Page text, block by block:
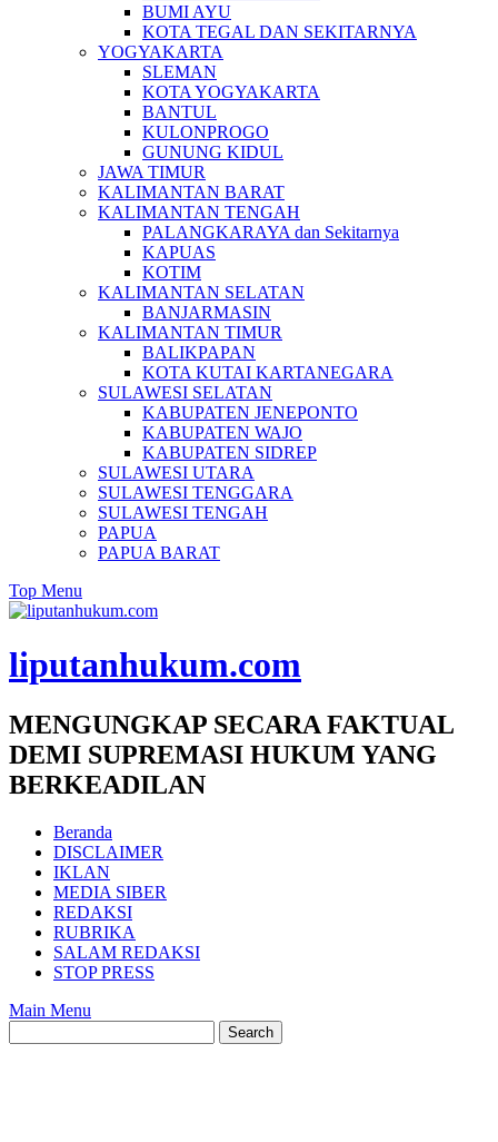
BUMI AYU
KOTA TEGAL DAN SEKITARNYA
YOGYAKARTA
SLEMAN
KOTA YOGYAKARTA
BANTUL
KULONPROGO
GUNUNG KIDUL
JAWA TIMUR
KALIMANTAN BARAT
KALIMANTAN TENGAH
PALANGKARAYA dan Sekitarnya
KAPUAS
KOTIM
KALIMANTAN SELATAN
BANJARMASIN
KALIMANTAN TIMUR
BALIKPAPAN
KOTA KUTAI KARTANEGARA
SULAWESI SELATAN
KABUPATEN JENEPONTO
KABUPATEN WAJO
KABUPATEN SIDREP
SULAWESI UTARA
SULAWESI TENGGARA
SULAWESI TENGAH
PAPUA
PAPUA BARAT
Top Menu
liputanhukum.com
MENGUNGKAP SECARA FAKTUAL
DEMI SUPREMASI HUKUM YANG
BERKEADILAN
Beranda
DISCLAIMER
IKLAN
MEDIA SIBER
REDAKSI
RUBRIKA
SALAM REDAKSI
STOP PRESS
Main Menu